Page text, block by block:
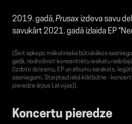
2019. gadā,Prusax izdeva savu
savukārt 2021. gadā izlaida EP
(Šeit apkopo mākslinieka būtiskākos
gadā, nodrošinot koncentrētu ieskatu
(Izdoto dziesmu, EP un albumu saraksts,
sasniegumi, Starptautiskā klātbūtne -
pieredze ārpus Latvijas)).
Koncertu pieredze